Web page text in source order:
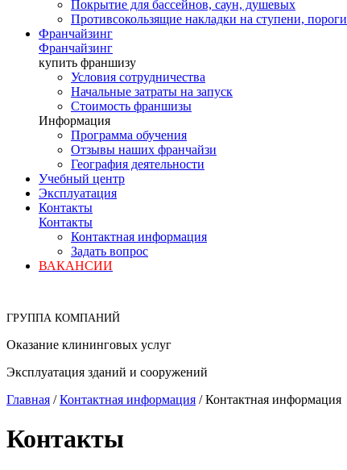
Покрытие для бассейнов, саун, душевых
Противсокользящие накладки на ступени, пороги
Франчайзинг
Франчайзинг
купить франшизу
Условия сотрудничества
Начальные затраты на запуск
Стоимость франшизы
Информация
Программа обучения
Отзывы наших франчайзи
География деятельности
Учебный центр
Эксплуатация
Контакты
Контакты
Контактная информация
Задать вопрос
ВАКАНСИИ
ГРУППА КОМПАНИЙ
Оказание клининговых услуг
Эксплуатация зданий и сооружений
Главная /Контактная информация /Контактная информация
Контакты